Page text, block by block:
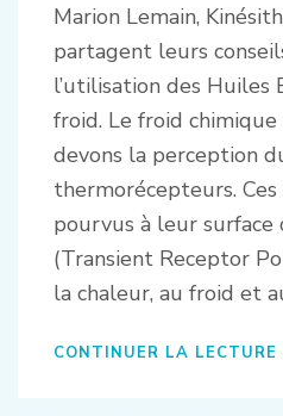
Marion Lemain,
partagent leurs
l’utilisation des Huiles
froid. Le froid chimique
devons la perception
thermorécepteurs.
pourvus à leur surface
(Transient Receptor
la chaleur, au froid et
CONTINUER LA LECTURE